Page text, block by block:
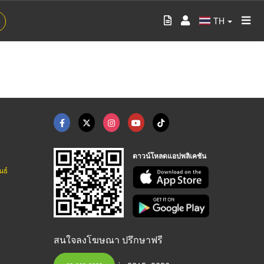
TH
ธ์
ดาวน์โหลดแอปพลิเคชัน
สนใจลงโฆษณา ปรึกษาฟรี